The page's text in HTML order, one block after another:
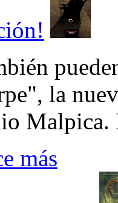
la
Malpica.
más